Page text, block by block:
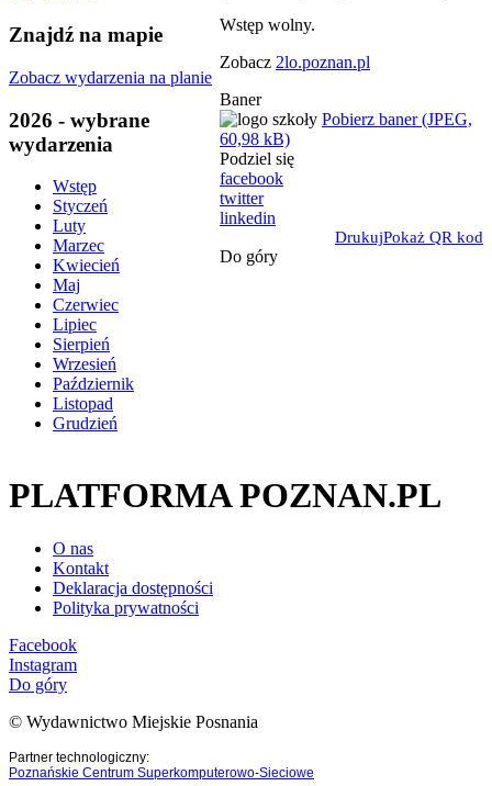
Znajdź na mapie
Zobacz wydarzenia na planie
2026 - wybrane
wydarzenia
Wstęp
Styczeń
Luty
Marzec
Kwiecień
Maj
Czerwiec
Lipiec
Sierpień
Wrzesień
Październik
Listopad
Grudzień
Wstęp wolny.
Zobacz 2lo.poznan.pl
Baner
Pobierz baner (JPEG,
60,98 kB)
Podziel się
facebook
twitter
linkedin
DrukujPokaż QR kod
Do góry
PLATFORMA POZNAN.PL
O nas
Kontakt
Deklaracja dostępności
Polityka prywatności
Facebook
Instagram
Do góry
© Wydawnictwo Miejskie Posnania
Partner technologiczny:
Poznańskie Centrum Superkomputerowo-Sieciowe